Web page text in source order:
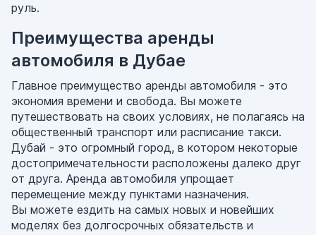
руль.
Преимущества аренды
автомобиля в Дубае
Главное преимущество аренды автомобиля - это
экономия времени и свобода. Вы можете
путешествовать на своих условиях, не полагаясь на
общественный транспорт или расписание такси.
Дубай - это огромный город, в котором некоторые
достопримечательности расположены далеко друг
от друга. Аренда автомобиля упрощает
перемещение между пунктами назначения.
Вы можете ездить на самых новых и новейших
моделях без долгосрочных обязательств и